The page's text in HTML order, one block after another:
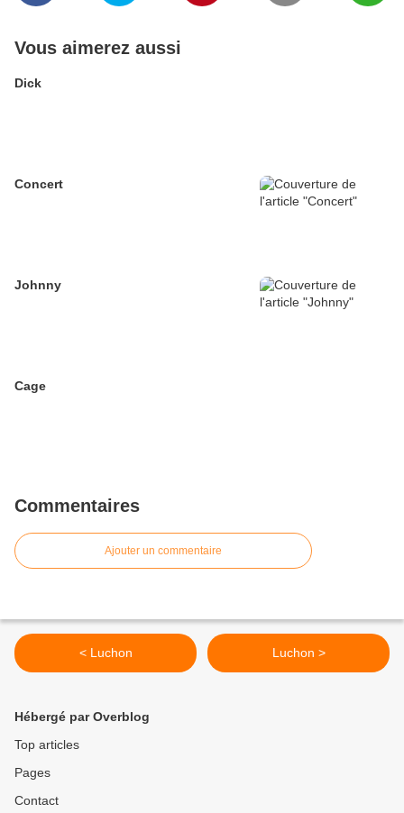
Vous aimerez aussi
Dick
Concert
Johnny
Cage
Commentaires
Ajouter un commentaire
< Luchon Luchon >
Hébergé par Overblog
Top articles
Pages
Contact